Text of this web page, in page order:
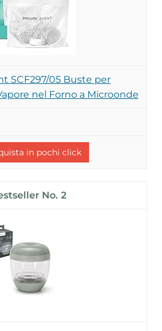
SCF297/05 Buste per
nel Forno a Microonde
in pochi click
2